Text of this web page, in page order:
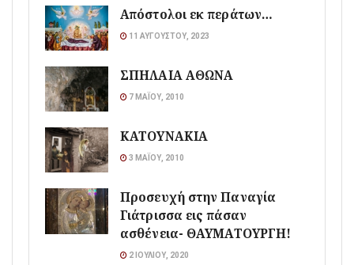
Απόστολοι εκ περάτων…
11 ΑΥΓΟΎΣΤΟΥ, 2023
ΣΠΗΛΑΙΑ ΑΘΩΝΑ
7 ΜΑΪ́ΟΥ, 2010
ΚΑΤΟΥΝΑΚΙΑ
3 ΜΑΪ́ΟΥ, 2010
Προσευχή στην Παναγία
Γιάτρισσα εις πάσαν
ασθένεια- ΘΑΥΜΑΤΟΥΡΓΗ!
2 ΙΟΥΛΊΟΥ, 2020